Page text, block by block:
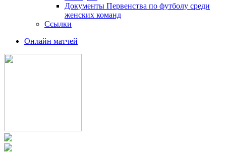
Документы Первенства по футболу среди
женских команд
Ссылки
Онлайн матчей